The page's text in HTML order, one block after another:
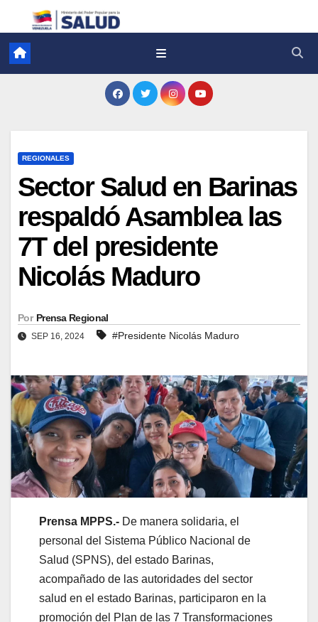
REGIONALES
Sector Salud en Barinas
respaldó Asamblea las
7T del presidente
Nicolás Maduro
Por Prensa Regional
SEP 16, 2024 #Presidente Nicolás Maduro
Prensa MPPS.- De manera solidaria, el
personal del Sistema Público Nacional de
Salud (SPNS), del estado Barinas,
acompañado de las autoridades del sector
salud en el estado Barinas, participaron en la
promoción del Plan de las 7 Transformaciones